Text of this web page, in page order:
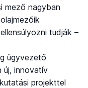
mező nagyban
tudják –
ügyvezető
új, innovatív
projekttel